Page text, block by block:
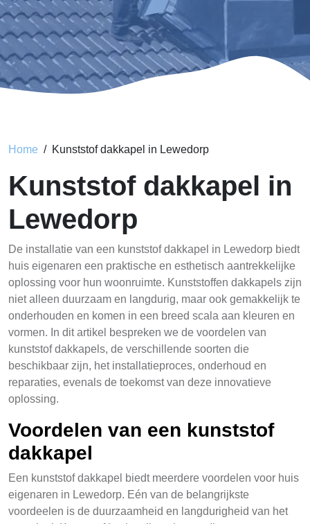
Home Kunststof dakkapel in Lewedorp
Kunststof dakkapel in
Lewedorp
De installatie van een kunststof dakkapel in Lewedorp biedt
huis eigenaren een praktische en esthetisch aantrekkelijke
oplossing voor hun woonruimte. Kunststoffen dakkapels zijn
niet alleen duurzaam en langdurig, maar ook gemakkelijk te
onderhouden en komen in een breed scala aan kleuren en
vormen. In dit artikel bespreken we de voordelen van
kunststof dakkapels, de verschillende soorten die
beschikbaar zijn, het installatieproces, onderhoud en
reparaties, evenals de toekomst van deze innovatieve
oplossing.
Voordelen van een kunststof
dakkapel
Een kunststof dakkapel biedt meerdere voordelen voor huis
eigenaren in Lewedorp. Eén van de belangrijkste
voordeelen is de duurzaamheid en langdurigheid van het